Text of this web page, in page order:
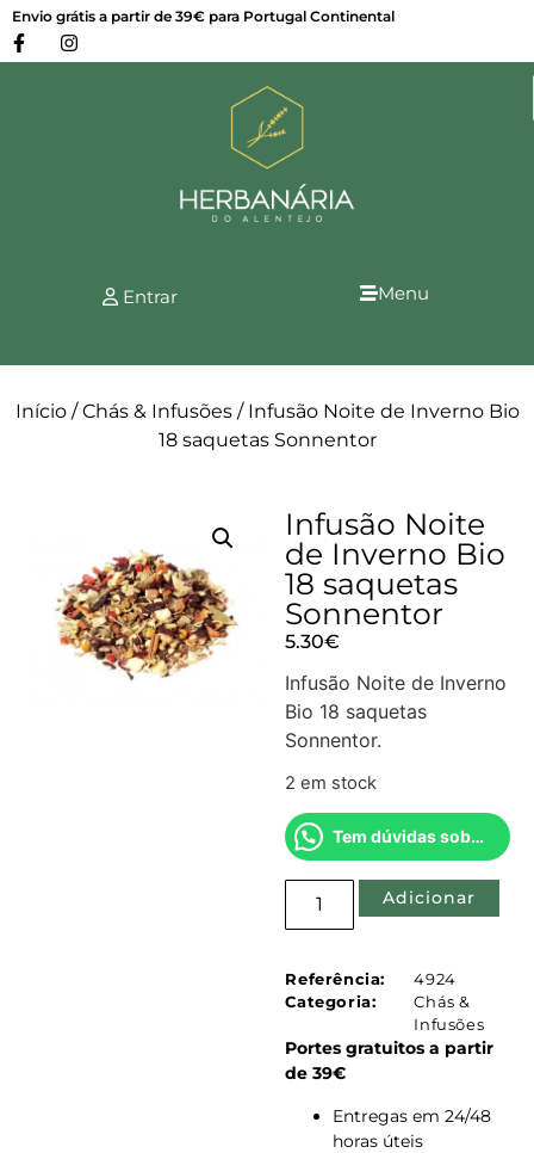
Envio grátis a partir de 39€ para Portugal Continental
Entrar Menu
Início/Chás & Infusões/ Infusão Noite de Inverno Bio
18 saquetas Sonnentor
Infusão Noite
de Inverno Bio
18 saquetas
Sonnentor
5.30€
Infusão Noite de Inverno
Bio 18 saquetas
Sonnentor.
2 em stock
Tem dúvidas sobre este produto?
Adicionar
Referência:
4924
Categoria:
Chás &
Infusões
Portes gratuitos a partir
de 39€
Entregas em 24/48
horas úteis